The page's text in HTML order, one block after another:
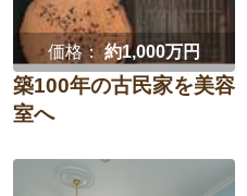
エントランス
その他
て解除
定
価格：約1,000万円
築100年の古民家を美容
室へ